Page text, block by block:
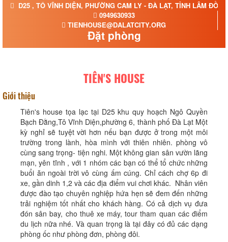
D25 , TÔ VĨNH DIỆN, PHƯỜNG CAM LY - ĐÀ LẠT, TỈNH LÂM ĐỒNG
0949630933
TIENHOUSE@DALATCITY.ORG
Đặt phòng
TIÊN'S HOUSE
Giới thiệu
Tiên's house tọa lạc tại D25 khu quy hoạch Ngô Quyền
Bạch Đằng,Tô Vĩnh Diện,phường 6, thành phố Đà Lạt Một
kỳ nghỉ sẽ tuyệt vời hơn nếu bạn được ở trong một môi
trường trong lành, hòa mình với thiên nhiên. phòng vô
cùng sang trọng- tiện nghi. Một không gian sân vườn lãng
mạn, yên tĩnh , với 1 nhóm các bạn có thể tổ chức những
buổi ăn ngoài trời vô cùng ấm cúng. Chỉ cách chợ 6p đi
xe, gần dinh 1,2 và các địa điểm vui chơi khác. Nhân viên
được đào tạo chuyên nghiệp hứa hẹn sẽ đem đến những
trải nghiệm tốt nhất cho khách hàng. Có cả dịch vụ đưa
đón sân bay, cho thuê xe máy, tour tham quan các điểm
du lịch nữa nhé. Và quan trọng là tại đây có đủ các dạng
phòng ốc như phòng đơn, phòng đôi.